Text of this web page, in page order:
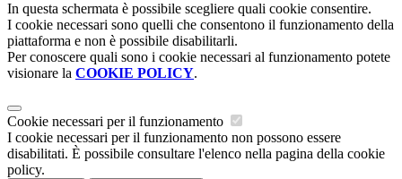
In questa schermata è possibile scegliere quali cookie consentire.
I cookie necessari sono quelli che consentono il funzionamento della
piattaforma e non è possibile disabilitarli.
Per conoscere quali sono i cookie necessari al funzionamento potete
visionare la COOKIE POLICY.
Cookie necessari per il funzionamento
I cookie necessari per il funzionamento non possono essere
disabilitati. È possibile consultare l'elenco nella pagina della cookie
policy.